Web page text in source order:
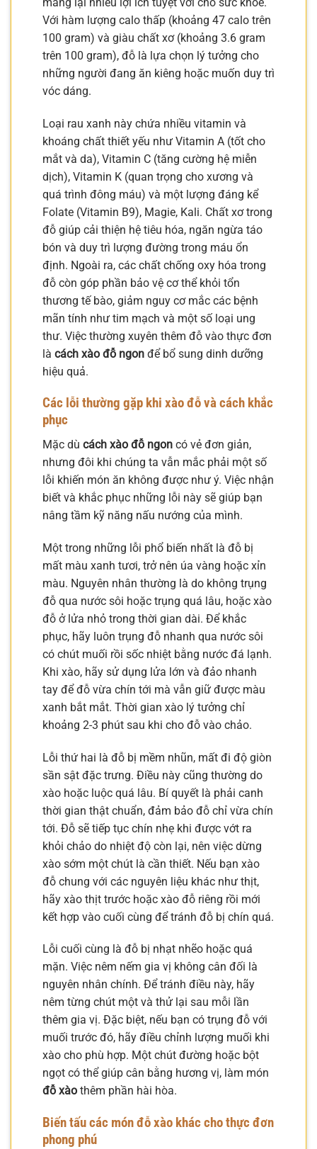
Với hàm lượng calo thấp (khoảng 47 calo trên
100 gram) và giàu chất xơ (khoảng 3.6 gram
trên 100 gram), đỗ là lựa chọn lý tưởng cho
những người đang ăn kiêng hoặc muốn duy trì
vóc dáng.
Loại rau xanh này chứa nhiều vitamin và
khoáng chất thiết yếu như Vitamin A (tốt cho
mắt và da), Vitamin C (tăng cường hệ miễn
dịch), Vitamin K (quan trọng cho xương và
quá trình đông máu) và một lượng đáng kể
Folate (Vitamin B9), Magie, Kali. Chất xơ trong
đỗ giúp cải thiện hệ tiêu hóa, ngăn ngừa táo
bón và duy trì lượng đường trong máu ổn
định. Ngoài ra, các chất chống oxy hóa trong
đỗ còn góp phần bảo vệ cơ thể khỏi tổn
thương tế bào, giảm nguy cơ mắc các bệnh
mãn tính như tim mạch và một số loại ung
thư. Việc thường xuyên thêm đỗ vào thực đơn
là cách xào đỗ ngon để bổ sung dinh dưỡng
hiệu quả.
Các lỗi thường gặp khi xào đỗ và cách khắc
phục
Mặc dù cách xào đỗ ngon có vẻ đơn giản,
nhưng đôi khi chúng ta vẫn mắc phải một số
lỗi khiến món ăn không được như ý. Việc nhận
biết và khắc phục những lỗi này sẽ giúp bạn
nâng tầm kỹ năng nấu nướng của mình.
Một trong những lỗi phổ biến nhất là đỗ bị
mất màu xanh tươi, trở nên úa vàng hoặc xỉn
màu. Nguyên nhân thường là do không trụng
đỗ qua nước sôi hoặc trụng quá lâu, hoặc xào
đỗ ở lửa nhỏ trong thời gian dài. Để khắc
phục, hãy luôn trụng đỗ nhanh qua nước sôi
có chút muối rồi sốc nhiệt bằng nước đá lạnh.
Khi xào, hãy sử dụng lửa lớn và đảo nhanh
tay để đỗ vừa chín tới mà vẫn giữ được màu
xanh bắt mắt. Thời gian xào lý tưởng chỉ
khoảng 2-3 phút sau khi cho đỗ vào chảo.
Lỗi thứ hai là đỗ bị mềm nhũn, mất đi độ giòn
sần sật đặc trưng. Điều này cũng thường do
xào hoặc luộc quá lâu. Bí quyết là phải canh
thời gian thật chuẩn, đảm bảo đỗ chỉ vừa chín
tới. Đỗ sẽ tiếp tục chín nhẹ khi được vớt ra
khỏi chảo do nhiệt độ còn lại, nên việc dừng
xào sớm một chút là cần thiết. Nếu bạn xào
đỗ chung với các nguyên liệu khác như thịt,
hãy xào thịt trước hoặc xào đỗ riêng rồi mới
kết hợp vào cuối cùng để tránh đỗ bị chín quá.
Lỗi cuối cùng là đỗ bị nhạt nhẽo hoặc quá
mặn. Việc nêm nếm gia vị không cân đối là
nguyên nhân chính. Để tránh điều này, hãy
nêm từng chút một và thử lại sau mỗi lần
thêm gia vị. Đặc biệt, nếu bạn có trụng đỗ với
muối trước đó, hãy điều chỉnh lượng muối khi
xào cho phù hợp. Một chút đường hoặc bột
ngọt có thể giúp cân bằng hương vị, làm món
đỗ xào thêm phần hài hòa.
Biến tấu các món đỗ xào khác cho thực đơn
phong phú